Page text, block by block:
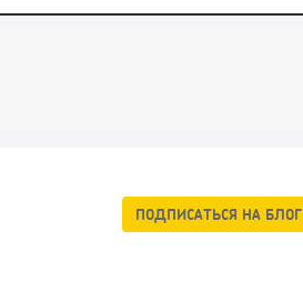
ПОДПИСАТЬСЯ НА БЛОГ